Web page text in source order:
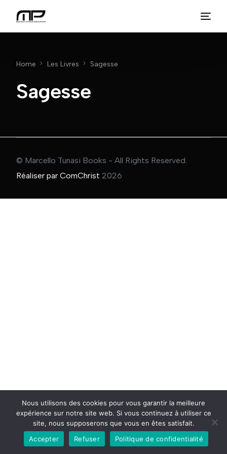
Home Les Livres Sagesse
Sagesse
© Marcello Tunasi Books - All Rights Reserved.
Réaliser par ComChrist 2026
Nous utilisons des cookies pour vous garantir la meilleure
expérience sur notre site web. Si vous continuez à utiliser ce
site, nous supposerons que vous en êtes satisfait.
Accepter
Refuser Politique de confidentialité